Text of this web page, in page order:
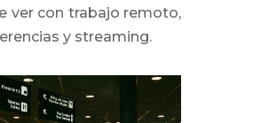
ver con trabajo remoto,
y streaming.